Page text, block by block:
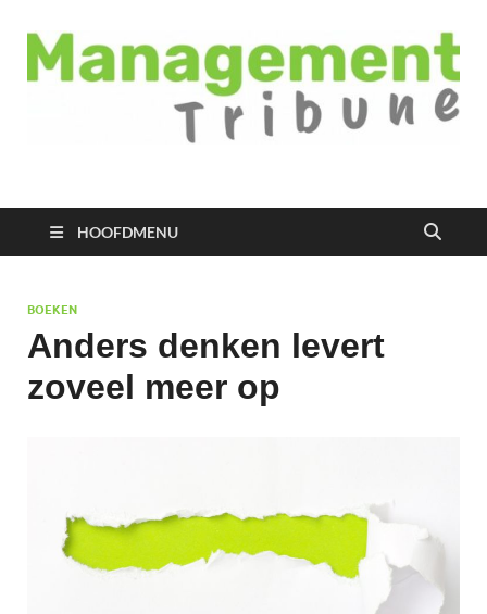
Managementtribune
HOOFDMENU
BOEKEN
Anders denken levert
zoveel meer op